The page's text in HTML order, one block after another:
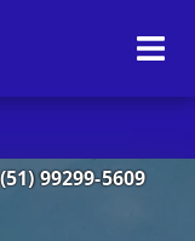
(51) 99299-5609